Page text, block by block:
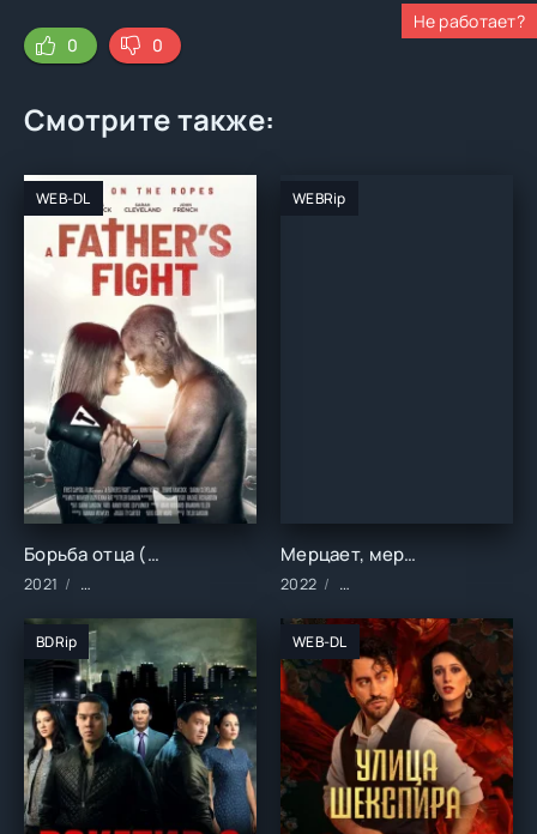
Не работает?
0
0
Смотрите также:
WEB-DL
Борьба отца (2021)
2021 Фильмы/2021 год/Зарубежные/Боевик/Драма/Семейные/
WEBRip
Мерцает, мерцает яркая звезда (2022)
2022 Сериалы/2022 год/
BDRip WEB-DL